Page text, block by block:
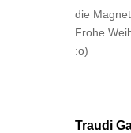
die
Frohe
:o)
Traudi